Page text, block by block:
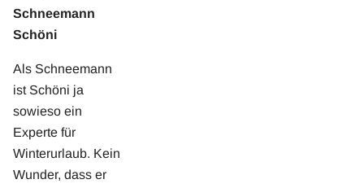
Schneemann
Schöni
Als Schneemann
ist Schöni ja
sowieso ein
Experte für
Winterurlaub. Kein
Wunder, dass er